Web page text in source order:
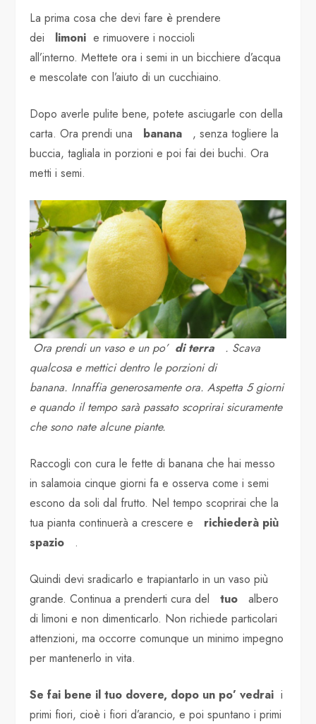
La prima cosa che devi fare è prendere
dei limoni e rimuovere i noccioli
all’interno. Mettete ora i semi in un bicchiere d’acqua
e mescolate con l’aiuto di un cucchiaino.
Dopo averle pulite bene, potete asciugarle con della
carta. Ora prendi una banana , senza togliere la
buccia, tagliala in porzioni e poi fai dei buchi. Ora
metti i semi.
Ora prendi un vaso e un po’ di terra . Scava
qualcosa e mettici dentro le porzioni di
banana. Innaffia generosamente ora. Aspetta 5 giorni
e quando il tempo sarà passato scoprirai sicuramente
che sono nate alcune piante.
Raccogli con cura le fette di banana che hai messo
in salamoia cinque giorni fa e osserva come i semi
escono da soli dal frutto. Nel tempo scoprirai che la
tua pianta continuerà a crescere e richiederà più
spazio .
Quindi devi sradicarlo e trapiantarlo in un vaso più
grande. Continua a prenderti cura deltuo albero
di limoni e non dimenticarlo. Non richiede particolari
attenzioni, ma occorre comunque un minimo impegno
per mantenerlo in vita.
Se fai bene il tuo dovere, dopo un po’ vedrai i
primi fiori, cioè i fiori d’arancio, e poi spuntano i primi